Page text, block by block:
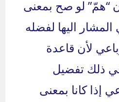
“همّ” لو صح بمعنى
اليها لفضله
لأن قاعدة
ذلك تفضيل
إذا كانا بمعنى